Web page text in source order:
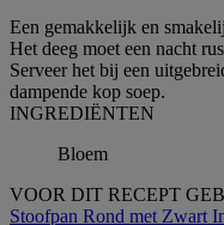
Een gemakkelijk en
Het deeg moet een nacht
Serveer het bij een
dampende kop soep.
INGREDIЁNTEN
Bloem
VOOR DIT RECEPT
Stoofpan Rond met Zwart